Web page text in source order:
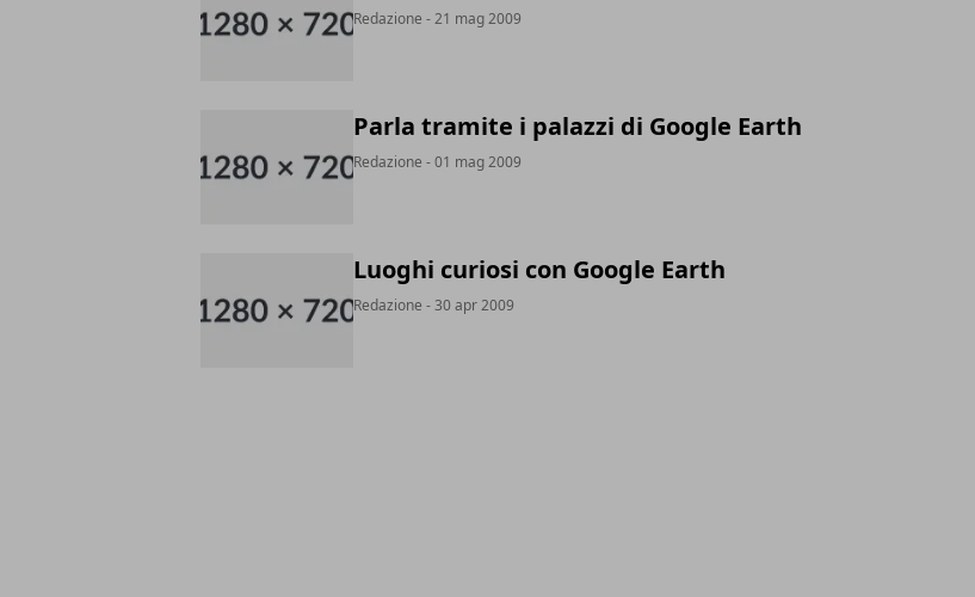
Redazione - 21 mag 2009
Parla tramite i palazzi di Google Earth
Redazione - 01 mag 2009
Luoghi curiosi con Google Earth
Redazione - 30 apr 2009